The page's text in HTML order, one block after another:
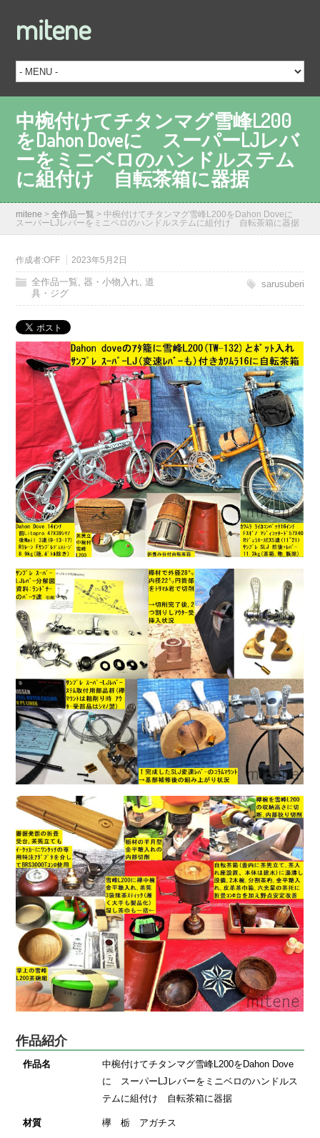
mitene
中椀付けてチタンマグ雪峰L200
をDahon Doveに スーパーLJレバ
ーをミニベロのハンドルステム
に組付け 自転茶箱に器据
mitene >全作品一覧 > 中椀付けてチタンマグ雪峰L200をDahon Doveに
スーパーLJレバーをミニベロのハンドルステムに組付け 自転茶箱に器据
作成者:OFF 2023年5月2日
全作品一覧,器・小物入れ, 道
具・ジグ
sarusuberi
作品紹介
作品名
中椀付けてチタンマグ雪峰L200をDahon Dove
に スーパーLJレバーをミニベロのハンドルス
テムに組付け 自転茶箱に器据
材質 欅 栃 アガチス